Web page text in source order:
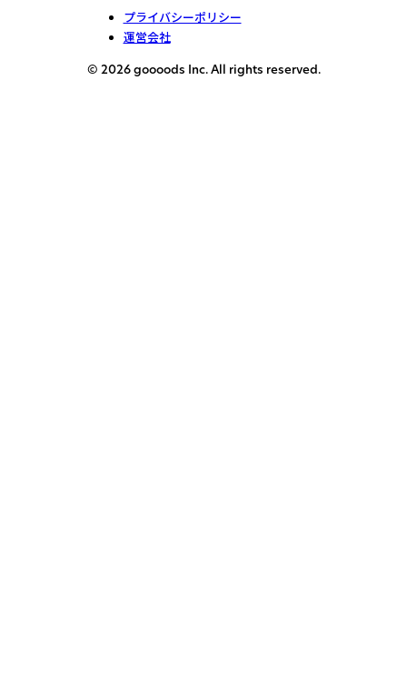
プライバシーポリシー
運営会社
© 2026 goooods Inc. All rights reserved.